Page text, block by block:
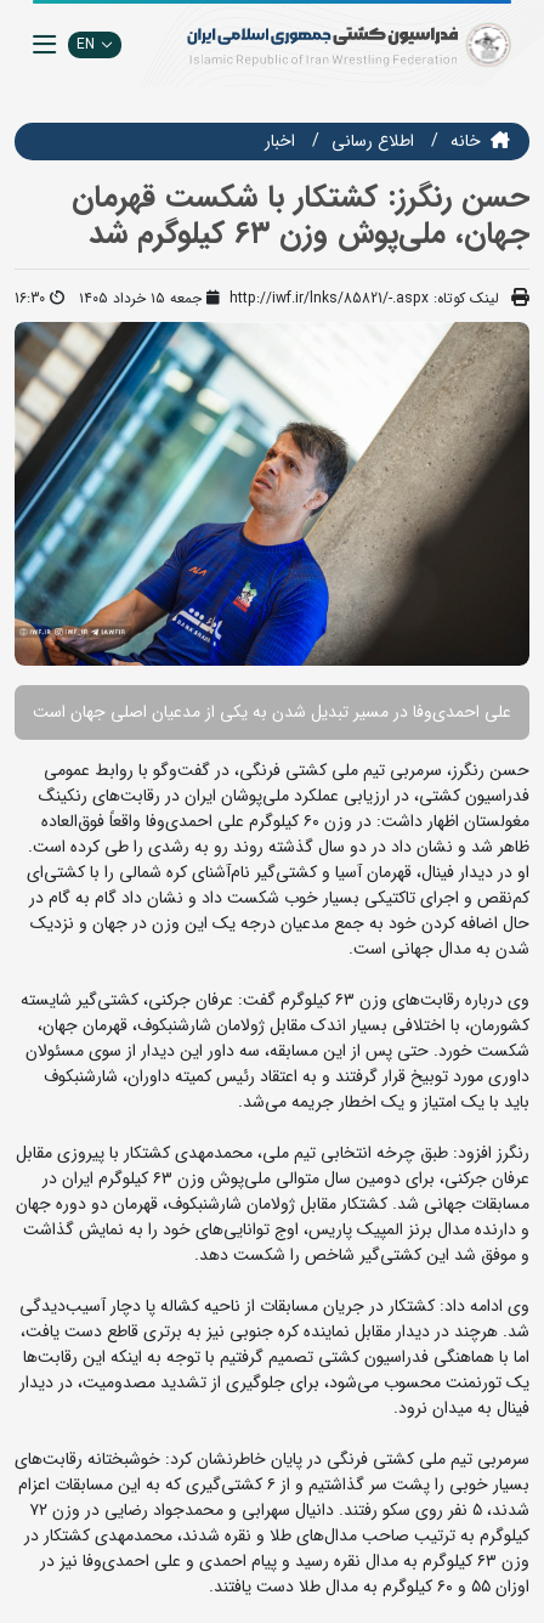
EN
خانه اطلاع رسانی اخبار
حسن رنگرز: کشتکار با شکست قهرمان
جهان، ملی‌پوش وزن ۶۳ کیلوگرم شد
لینک کوتاه: http://iwf.ir/lnks/85821/-.aspx جمعه ۱۵ خرداد ۱۴۰۵ 16:30
علی احمدی‌وفا در مسیر تبدیل شدن به یکی از مدعیان اصلی جهان است
حسن رنگرز، سرمربی تیم ملی کشتی فرنگی، در گفت‌وگو با روابط عمومی
فدراسیون کشتی، در ارزیابی عملکرد ملی‌پوشان ایران در رقابت‌های رنکینگ
مغولستان اظهار داشت: در وزن ۶۰ کیلوگرم علی احمدی‌وفا واقعاً فوق‌العاده
ظاهر شد و نشان داد در دو سال گذشته روند رو به رشدی را طی کرده است.
او در دیدار فینال، قهرمان آسیا و کشتی‌گیر نام‌آشنای کره شمالی را با کشتی‌ای
کم‌نقص و اجرای تاکتیکی بسیار خوب شکست داد و نشان داد گام به گام در
حال اضافه کردن خود به جمع مدعیان درجه یک این وزن در جهان و نزدیک
شدن به مدال جهانی است.
وی درباره رقابت‌های وزن ۶۳ کیلوگرم گفت: عرفان جرکنی، کشتی‌گیر شایسته
کشورمان، با اختلافی بسیار اندک مقابل ژولامان شارشنبکوف، قهرمان جهان،
شکست خورد. حتی پس از این مسابقه، سه داور این دیدار از سوی مسئولان
داوری مورد توبیخ قرار گرفتند و به اعتقاد رئیس کمیته داوران، شارشنبکوف
باید با یک امتیاز و یک اخطار جریمه می‌شد.
رنگرز افزود: طبق چرخه انتخابی تیم ملی، محمدمهدی کشتکار با پیروزی مقابل
عرفان جرکنی، برای دومین سال متوالی ملی‌پوش وزن ۶۳ کیلوگرم ایران در
مسابقات جهانی شد. کشتکار مقابل ژولامان شارشنبکوف، قهرمان دو دوره جهان
و دارنده مدال برنز المپیک پاریس، اوج توانایی‌های خود را به نمایش گذاشت
و موفق شد این کشتی‌گیر شاخص را شکست دهد.
وی ادامه داد: کشتکار در جریان مسابقات از ناحیه کشاله پا دچار آسیب‌دیدگی
شد. هرچند در دیدار مقابل نماینده کره جنوبی نیز به برتری قاطع دست یافت،
اما با هماهنگی فدراسیون کشتی تصمیم گرفتیم با توجه به اینکه این رقابت‌ها
یک تورنمنت محسوب می‌شود، برای جلوگیری از تشدید مصدومیت، در دیدار
فینال به میدان نرود.
سرمربی تیم ملی کشتی فرنگی در پایان خاطرنشان کرد: خوشبختانه رقابت‌های
بسیار خوبی را پشت سر گذاشتیم و از ۶ کشتی‌گیری که به این مسابقات اعزام
شدند، ۵ نفر روی سکو رفتند. دانیال سهرابی و محمدجواد رضایی در وزن ۷۲
کیلوگرم به ترتیب صاحب مدال‌های طلا و نقره شدند، محمدمهدی کشتکار در
وزن ۶۳ کیلوگرم به مدال نقره رسید و پیام احمدی و علی احمدی‌وفا نیز در
اوزان ۵۵ و ۶۰ کیلوگرم به مدال طلا دست یافتند.